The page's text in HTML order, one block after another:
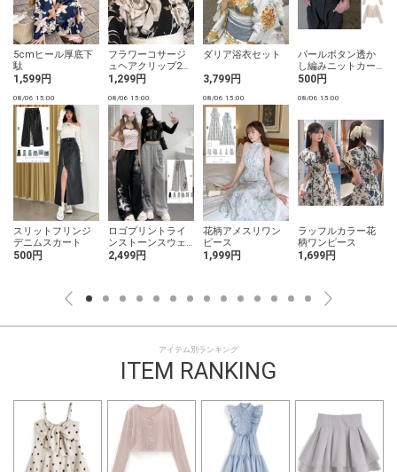
5cmヒール厚底下
駄
1,599円
フラワーコサージ
ュヘアクリップ2点
セット
1,299円
ダリア浴衣セット
3,799円
パールボタン透か
し編みニットカー
ディガン
500円
08/06 15:00
スリットフリンジ
デニムスカート
500円
08/06 15:00
ロゴプリントライ
ンストーンスウェ
ットパンツ
2,499円
08/06 15:00
花柄アメスリワン
ピース
1,999円
08/06 15:00
ラッフルカラー花
柄ワンピース
1,699円
アイテム別ランキング
ITEM RANKING